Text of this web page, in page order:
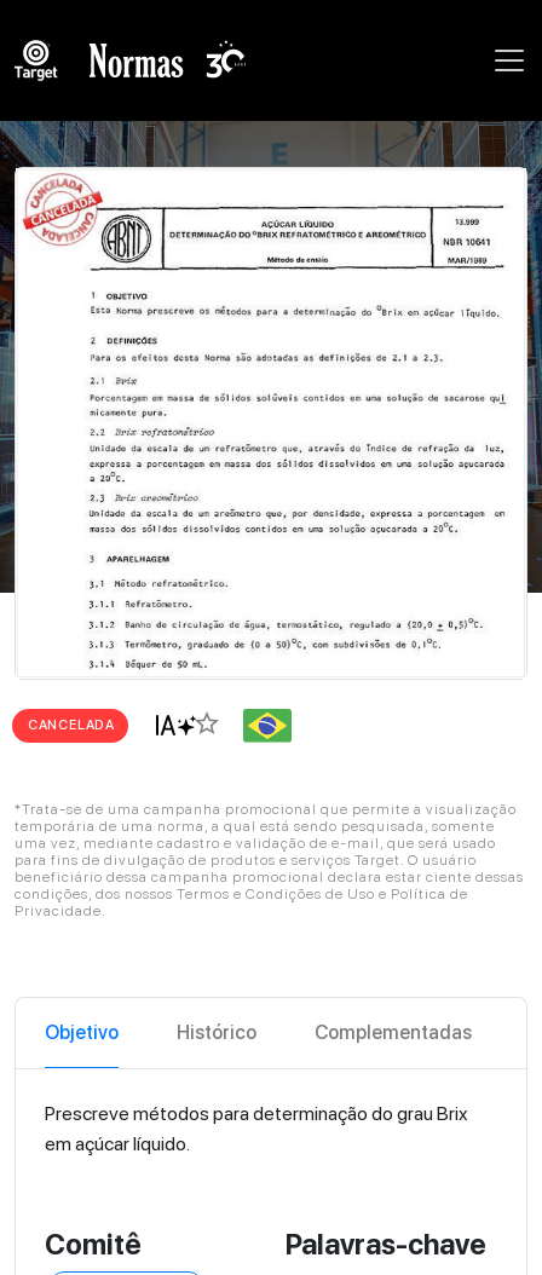
CANCELADA star_border
*Trata-se de uma campanha promocional que permite a visualização
temporária de uma norma, a qual está sendo pesquisada, somente
uma vez, mediante cadastro e validação de e-mail, que será usado
para fins de divulgação de produtos e serviços Target. O usuário
beneficiário dessa campanha promocional declara estar ciente dessas
condições, dos nossos Termos e Condições de Uso e Política de
Privacidade.
Objetivo Histórico Complementadas
Prescreve métodos para determinação do grau Brix
em açúcar líquido.
Comitê Palavras-chave